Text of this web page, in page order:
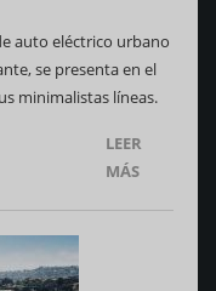
auto eléctrico urbano
se presenta en el
minimalistas líneas.
LEER
MÁS